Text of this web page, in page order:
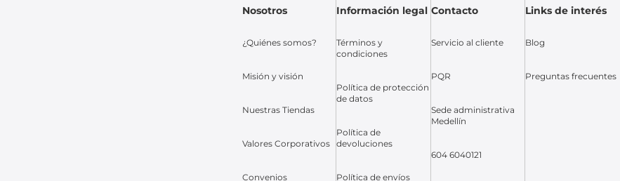
Nosotros
¿Quiénes somos?
Misión y visión
Nuestras Tiendas
Valores Corporativos
Convenios
Información legal
Términos y
condiciones
Política de protección
de datos
Política de
devoluciones
Política de envíos
Contacto
Servicio al cliente
PQR
Sede administrativa
Medellín
604 6040121
Links de interés
Blog
Preguntas frecuentes